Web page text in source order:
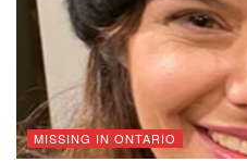
MISSING IN ONTARIO